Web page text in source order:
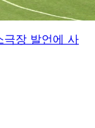
극장 발언에 사